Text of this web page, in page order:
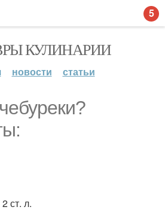
КУЛИНАРИИ
новости статьи
ст. л.
5